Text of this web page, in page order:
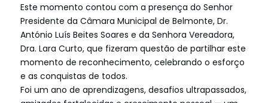
Este momento contou com a presença do Senhor
Presidente da Câmara Municipal de Belmonte, Dr.
António Luís Beites Soares e da Senhora Vereadora,
Dra. Lara Curto, que fizeram questão de partilhar este
momento de reconhecimento, celebrando o esforço
e as conquistas de todos.
Foi um ano de aprendizagens, desafios ultrapassados,